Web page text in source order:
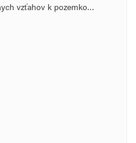
vzťahov k pozemko…